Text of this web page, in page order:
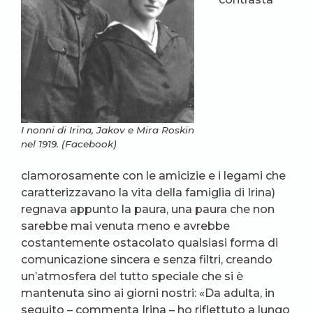
I nonni di Irina, Jakov e Mira Roskin
nel 1919. (Facebook)
clamorosamente con le amicizie e i legami che
caratterizzavano la vita della famiglia di Irina)
regnava appunto la paura, una paura che non
sarebbe mai venuta meno e avrebbe
costantemente ostacolato qualsiasi forma di
comunicazione sincera e senza filtri, creando
un’atmosfera del tutto speciale che si è
mantenuta sino ai giorni nostri: «Da adulta, in
seguito – commenta Irina – ho riflettuto a lungo